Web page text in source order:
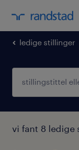
ledige stillinger
vi fant 8 ledige